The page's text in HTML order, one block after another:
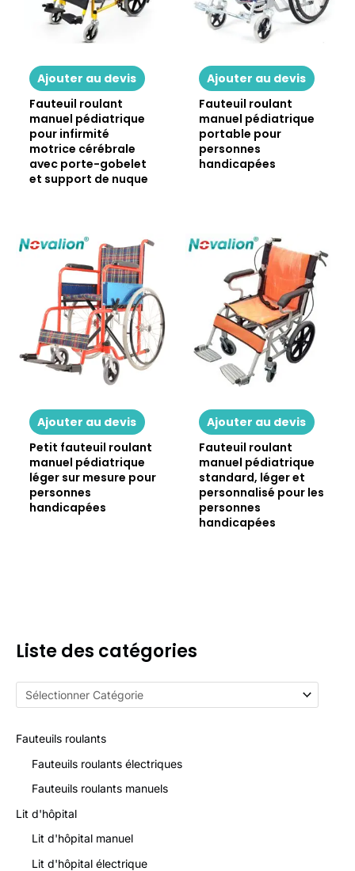
Liste des catégories
Fauteuils roulants
Fauteuils roulants électriques
Fauteuils roulants manuels
Lit d'hôpital
Lit d'hôpital manuel
Lit d'hôpital électrique
Ajouter au devis
Fauteuil roulant
manuel pédiatrique
pour infirmité
motrice cérébrale
avec porte-gobelet
et support de nuque
Ajouter au devis
Fauteuil roulant
manuel pédiatrique
portable pour
personnes
handicapées
Ajouter au devis
Petit fauteuil roulant
manuel pédiatrique
léger sur mesure pour
personnes
handicapées
Ajouter au devis
Fauteuil roulant
manuel pédiatrique
standard, léger et
personnalisé pour les
personnes
handicapées